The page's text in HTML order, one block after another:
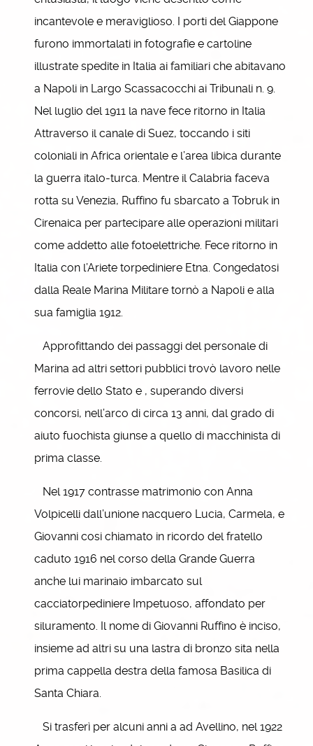
incantevole e meraviglioso. I porti del Giappone
furono immortalati in fotografie e cartoline
illustrate spedite in Italia ai familiari che abitavano
a Napoli in Largo Scassacocchi ai Tribunali n. 9.
Nel luglio del 1911 la nave fece ritorno in Italia
Attraverso il canale di Suez, toccando i siti
coloniali in Africa orientale e l’area libica durante
la guerra italo-turca. Mentre il Calabria faceva
rotta su Venezia, Ruffino fu sbarcato a Tobruk in
Cirenaica per partecipare alle operazioni militari
come addetto alle fotoelettriche. Fece ritorno in
Italia con l’Ariete torpediniere Etna. Congedatosi
dalla Reale Marina Militare tornò a Napoli e alla
sua famiglia 1912.
Approfittando dei passaggi del personale di
Marina ad altri settori pubblici trovò lavoro nelle
ferrovie dello Stato e , superando diversi
concorsi, nell’arco di circa 13 anni, dal grado di
aiuto fuochista giunse a quello di macchinista di
prima classe.
Nel 1917 contrasse matrimonio con Anna
Volpicelli dall’unione nacquero Lucia, Carmela, e
Giovanni cosi chiamato in ricordo del fratello
caduto 1916 nel corso della Grande Guerra
anche lui marinaio imbarcato sul
cacciatorpediniere Impetuoso, affondato per
siluramento. Il nome di Giovanni Ruffino è inciso,
insieme ad altri su una lastra di bronzo sita nella
prima cappella destra della famosa Basilica di
Santa Chiara.
Si trasferì per alcuni anni a ad Avellino, nel 1922